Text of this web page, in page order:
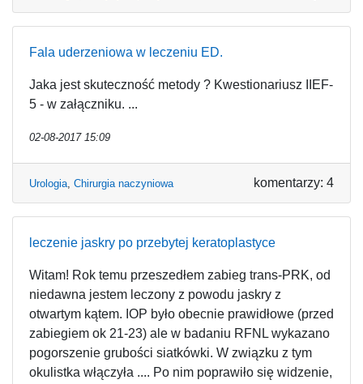
Fala uderzeniowa w leczeniu ED.
Jaka jest skuteczność metody ? Kwestionariusz IIEF-
5 - w załączniku. ...
02-08-2017 15:09
Urologia, Chirurgia naczyniowa komentarzy: 4
leczenie jaskry po przebytej keratoplastyce
Witam! Rok temu przeszedłem zabieg trans-PRK, od
niedawna jestem leczony z powodu jaskry z
otwartym kątem. IOP było obecnie prawidłowe (przed
zabiegiem ok 21-23) ale w badaniu RFNL wykazano
pogorszenie grubości siatkówki. W związku z tym
okulistka włączyła .... Po nim poprawiło się widzenie,